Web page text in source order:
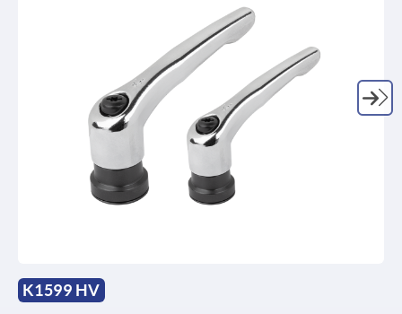
K1599 HV